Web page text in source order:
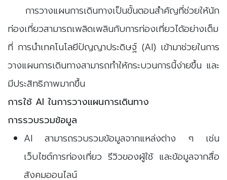
การวางแผนการเดินทางเป็นขั้นตอนสำคัญที่ช่วยให้นัก
ท่องเที่ยวสามารถเพลิดเพลินกับการท่องเที่ยวได้อย่างเต็ม
ที่ การนำเทคโนโลยีปัญญาประดิษฐ์ (AI) เข้ามาช่วยในการ
วางแผนการเดินทางสามารถทำให้กระบวนการนี้ง่ายขึ้น และ
มีประสิทธิภาพมากขึ้น
การใช้ AI ในการวางแผนการเดินทาง
การรวบรวมข้อมูล
AI สามารถรวบรวมข้อมูลจากแหล่งต่าง ๆ เช่น
เว็บไซต์การท่องเที่ยว รีวิวของผู้ใช้ และข้อมูลจากสื่อ
สังคมออนไลน์